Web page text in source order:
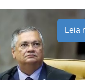
Leia